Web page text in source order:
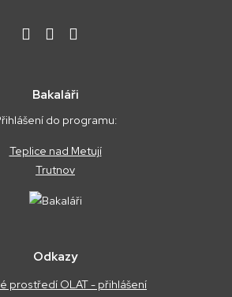
Bakaláři
do programu:
Teplice nad Metují
Trutnov
Odkazy
prostředí OLAT - přihlášení